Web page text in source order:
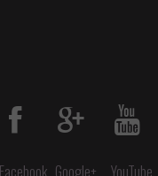
Facebook Google+ YouTube